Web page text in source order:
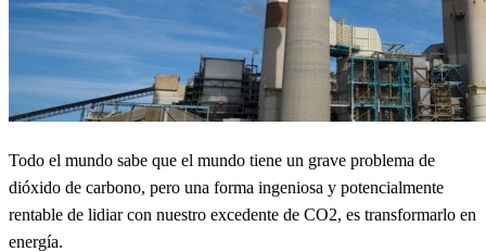
Todo el mundo sabe que el mundo tiene un grave problema de
dióxido de carbono, pero una forma ingeniosa y potencialmente
rentable de lidiar con nuestro excedente de CO2, es transformarlo en
energía.